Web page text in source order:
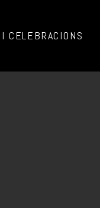
CELEBRACIONS